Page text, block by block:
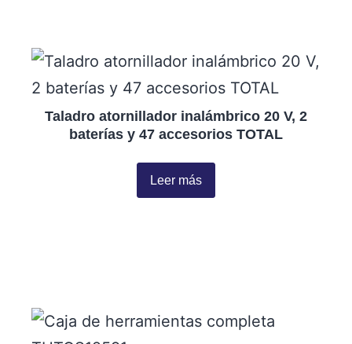
Taladro atornillador inalámbrico 20 V, 2
baterías y 47 accesorios TOTAL
Leer más